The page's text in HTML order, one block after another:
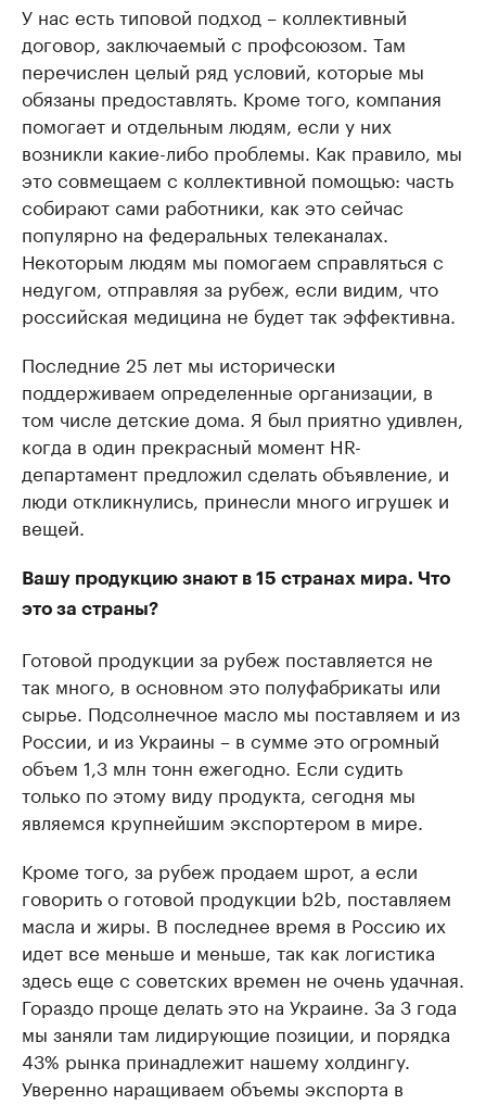
У нас есть типовой подход – коллективный
договор, заключаемый с профсоюзом. Там
перечислен целый ряд условий, которые мы
обязаны предоставлять. Кроме того, компания
помогает и отдельным людям, если у них
возникли какие-либо проблемы. Как правило, мы
это совмещаем с коллективной помощью: часть
собирают сами работники, как это сейчас
популярно на федеральных телеканалах.
Некоторым людям мы помогаем справляться с
недугом, отправляя за рубеж, если видим, что
российская медицина не будет так эффективна.
Последние 25 лет мы исторически
поддерживаем определенные организации, в
том числе детские дома. Я был приятно удивлен,
когда в один прекрасный момент HR-
департамент предложил сделать объявление, и
люди откликнулись, принесли много игрушек и
вещей.
Вашу продукцию знают в 15 странах мира. Что
это за страны?
Готовой продукции за рубеж поставляется не
так много, в основном это полуфабрикаты или
сырье. Подсолнечное масло мы поставляем и из
России, и из Украины – в сумме это огромный
объем 1,3 млн тонн ежегодно. Если судить
только по этому виду продукта, сегодня мы
являемся крупнейшим экспортером в мире.
Кроме того, за рубеж продаем шрот, а если
говорить о готовой продукции b2b, поставляем
масла и жиры. В последнее время в Россию их
идет все меньше и меньше, так как логистика
здесь еще с советских времен не очень удачная.
Гораздо проще делать это на Украине. За 3 года
мы заняли там лидирующие позиции, и порядка
43% рынка принадлежит нашему холдингу.
Уверенно наращиваем объемы экспорта в